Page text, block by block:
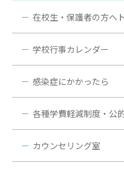
在校生・保護者の方へ
学校行事カレンダー
感染症にかかったら
各種学費軽減制度・公
カウンセリング室